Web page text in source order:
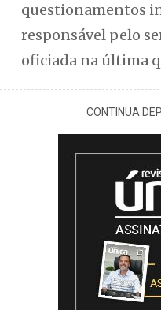
questionamentos
responsável pelo
oficiada na última
CONTINUA